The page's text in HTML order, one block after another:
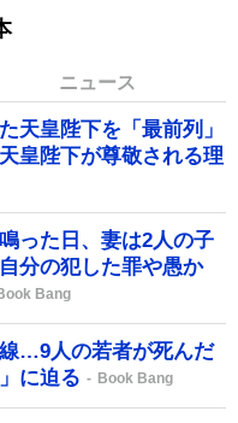
ニュース
天皇陛下を「最前列」
皇陛下が尊敬される理
った日、妻は2人の子
分の犯した罪や愚か
Bang
…9人の若者が死んだ
に迫る
Book Bang